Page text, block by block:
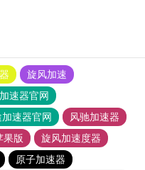
旋风加速
速器官网
速器官网
风驰加速器
果版
旋风加速度器
原子加速器